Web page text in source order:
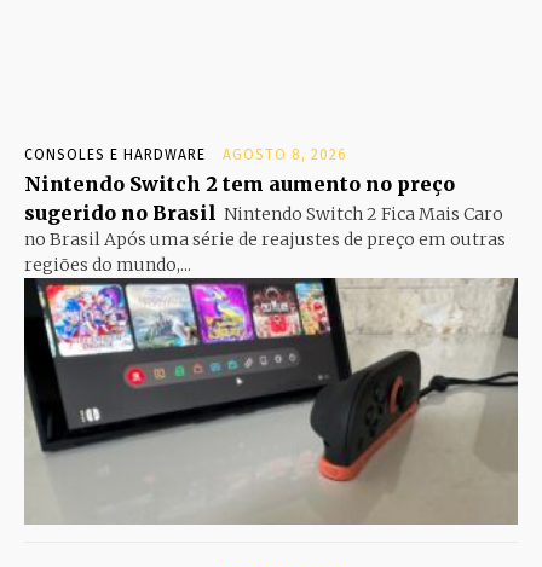
CONSOLES E HARDWARE AGOSTO 8, 2026
Nintendo Switch 2 tem aumento no preço
sugerido no Brasil Nintendo Switch 2 Fica Mais Caro
no Brasil Após uma série de reajustes de preço em outras
regiões do mundo,...